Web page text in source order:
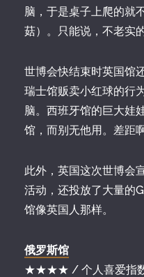
脑，于是桌子上爬的就
菇）。只能说，不老实
世博会快结束时英国馆
瑞士馆贩卖小红球的行
脑。西班牙馆的巨大娃
馆，而别无他用。差距
此外，英国这次世博会
活动，还投放了大量的
馆像英国人那样。
俄罗斯馆
★★★★ / 个人喜爱指